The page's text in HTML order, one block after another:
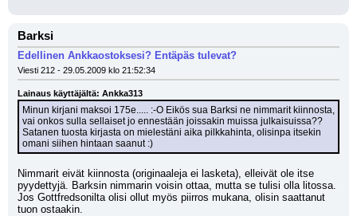
Barksi
Edellinen Ankkaostoksesi? Entäpäs tulevat?
Viesti 212 - 29.05.2009 klo 21:52:34
Lainaus käyttäjältä: Ankka313
Minun kirjani maksoi 175e..... :-O Eikös sua Barksi ne nimmarit kiinnosta,
vai onkos sulla sellaiset jo ennestään joissakin muissa julkaisuissa??
Satanen tuosta kirjasta on mielestäni aika pilkkahinta, olisinpa itsekin
omani siihen hintaan saanut :)
Nimmarit eivät kiinnosta (originaaleja ei lasketa), elleivät ole itse
pyydettyjä. Barksin nimmarin voisin ottaa, mutta se tulisi olla litossa.
Jos Gottfredsonilta olisi ollut myös piirros mukana, olisin saattanut
tuon ostaakin.